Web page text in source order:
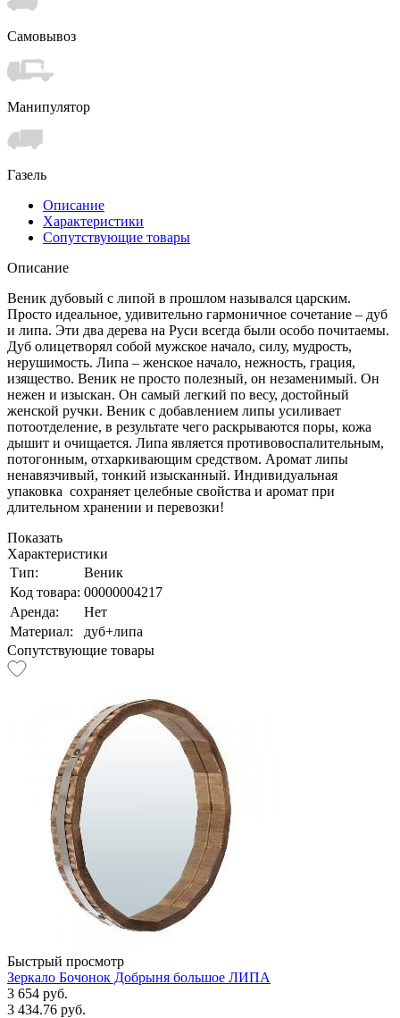
Самовывоз
Манипулятор
Газель
Описание
Характеристики
Сопутствующие товары
Описание
Веник дубовый с липой в прошлом назывался царским.
Просто идеальное, удивительно гармоничное сочетание – дуб
и липа. Эти два дерева на Руси всегда были особо почитаемы.
Дуб олицетворял собой мужское начало, силу, мудрость,
нерушимость. Липа – женское начало, нежность, грация,
изящество. Веник не просто полезный, он незаменимый. Он
нежен и изыскан. Он самый легкий по весу, достойный
женской ручки. Веник с добавлением липы усиливает
потоотделение, в результате чего раскрываются поры, кожа
дышит и очищается. Липа является противовоспалительным,
потогонным, отхаркивающим средством. Аромат липы
ненавязчивый, тонкий изысканный. Индивидуальная
упаковка сохраняет целебные свойства и аромат при
длительном хранении и перевозки!
Показать
Характеристики
Тип:
Веник
Код товара: 00000004217
Аренда:
Нет
Материал:
дуб+липа
Сопутствующие товары
Быстрый просмотр
Зеркало Бочонок Добрыня большое ЛИПА
3 654 руб.
3 434.76 руб.